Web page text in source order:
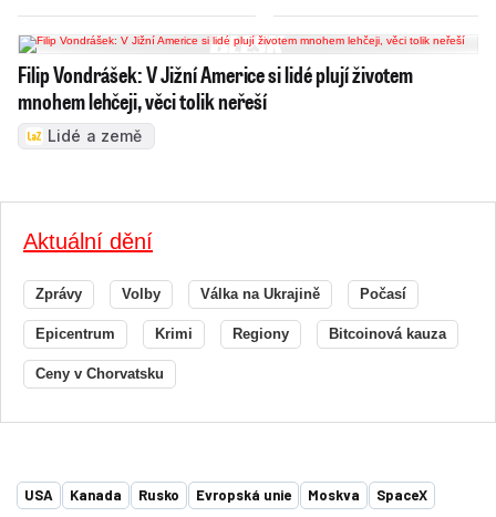
Filip Vondrášek: V Jižní Americe si lidé plují životem
mnohem lehčeji, věci tolik neřeší
Lidé a země
Aktuální dění
Zprávy Volby Válka na Ukrajině Počasí
Epicentrum Krimi Regiony Bitcoinová kauza
Ceny v Chorvatsku
USA Kanada Rusko Evropská unie Moskva SpaceX